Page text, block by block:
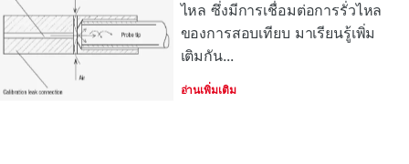
ไหล ซึ่งมีการเชื่อมต่อการรั่วไหล
ของการสอบเทียบ มาเรียนรู้เพิ่ม
เติมกัน...
อ่านเพิ่มเติม